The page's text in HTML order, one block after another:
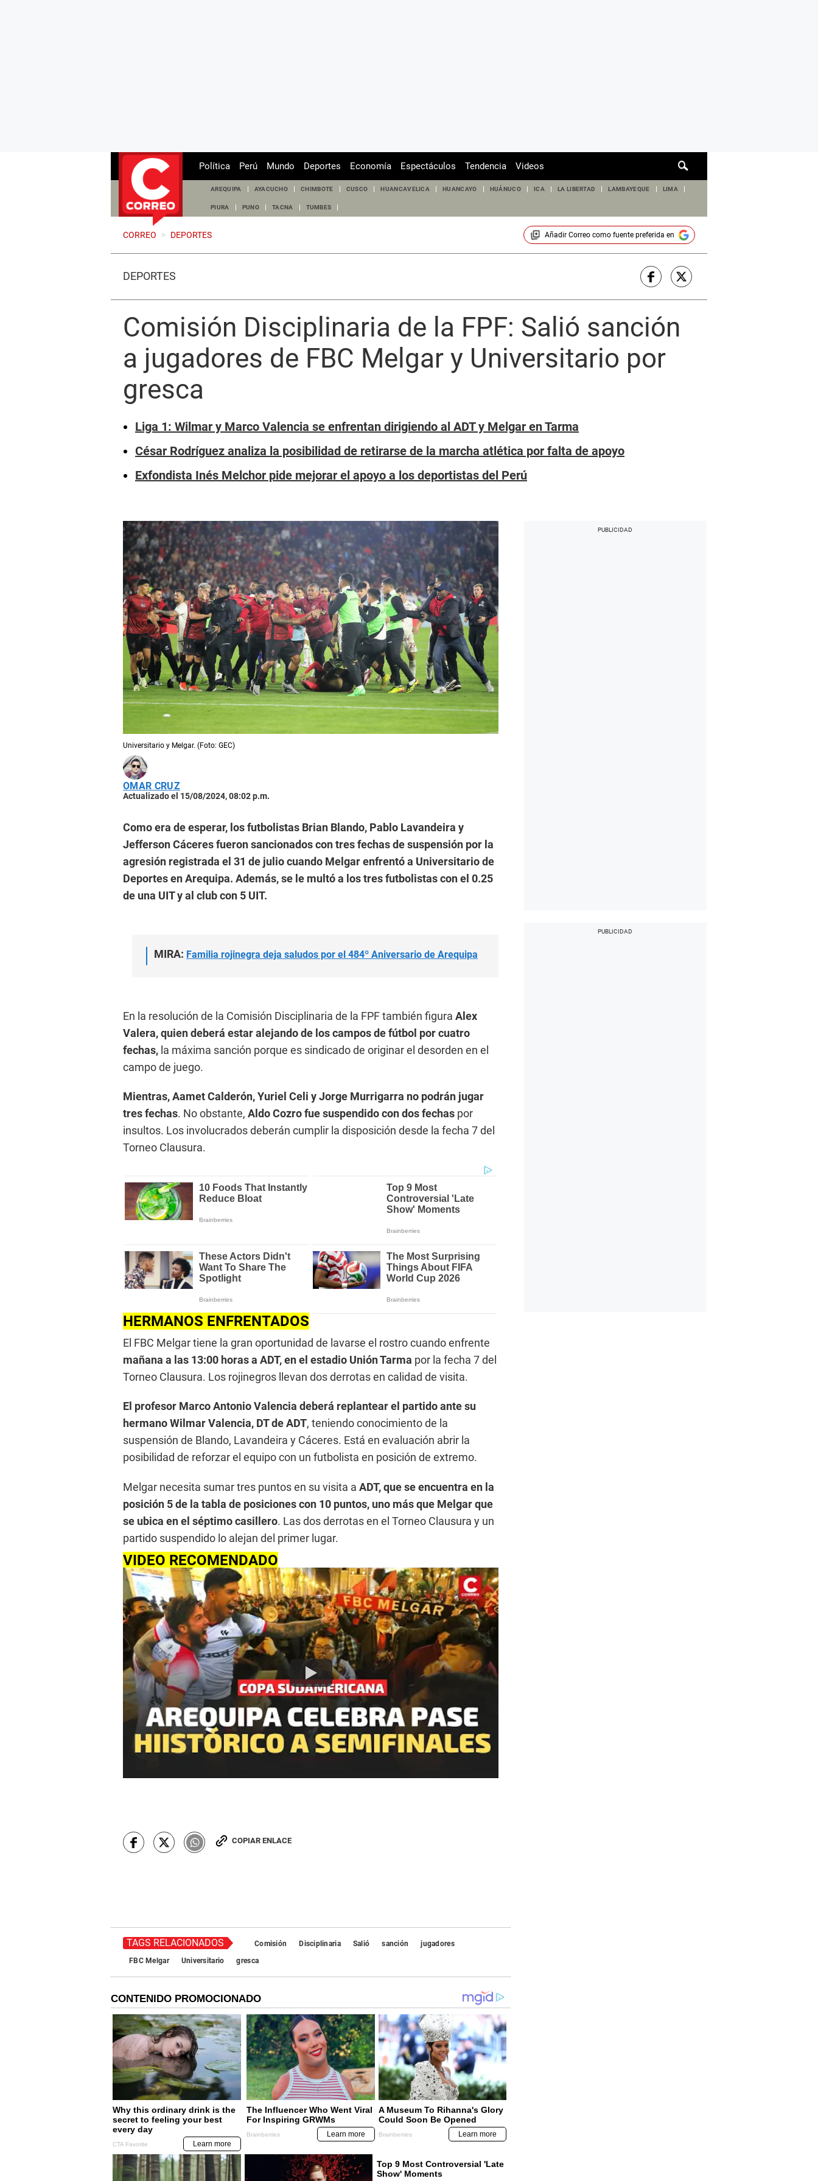
de
Política Perú Mundo Deportes Economía Espectáculos Tendencia Videos
AREQUIPA AYACUCHO CHIMBOTE CUSCO HUANCAVELICA HUANCAYO HUÁNUCO ICA LA LIBERTAD LAMBAYEQUE LIMA
PIURA PUNO TACNA TUMBES
CORREO > DEPORTES Añadir Correocomo fuente preferida en
DEPORTES
Comisión Disciplinaria de la FPF: Salió sanción
a jugadores de FBC Melgar y Universitario por
gresca
Liga 1: Wilmar y Marco Valencia se enfrentan dirigiendo al ADT y Melgar en Tarma
César Rodríguez analiza la posibilidad de retirarse de la marcha atlética por falta de apoyo
Exfondista Inés Melchor pide mejorar el apoyo a los deportistas del Perú
Universitario y Melgar. (Foto: GEC)
OMAR CRUZ
Actualizado el 15/08/2024, 08:02 p.m.
Como era de esperar, los futbolistas Brian Blando, Pablo Lavandeira y
Jefferson Cáceres fueron sancionados con tres fechas de suspensión por la
agresión registrada el 31 de julio cuando Melgar enfrentó a Universitario de
Deportes en Arequipa. Además, se le multó a los tres futbolistas con el 0.25
de una UIT y al club con 5 UIT.
MIRA: Familia rojinegra deja saludos por el 484º Aniversario de Arequipa
En la resolución de la Comisión Disciplinaria de la FPF también figura Alex
Valera, quien deberá estar alejando de los campos de fútbol por cuatro
fechas, la máxima sanción porque es sindicado de originar el desorden en el
campo de juego.
Mientras, Aamet Calderón, Yuriel Celi y Jorge Murrigarra no podrán jugar
tres fechas. No obstante, Aldo Cozro fue suspendido con dos fechas por
insultos. Los involucrados deberán cumplir la disposición desde la fecha 7 del
Torneo Clausura.
HERMANOS ENFRENTADOS
El FBC Melgar tiene la gran oportunidad de lavarse el rostro cuando enfrente
mañana a las 13:00 horas a ADT, en el estadio Unión Tarma por la fecha 7 del
Torneo Clausura. Los rojinegros llevan dos derrotas en calidad de visita.
El profesor Marco Antonio Valencia deberá replantear el partido ante su
hermano Wilmar Valencia, DT de ADT, teniendo conocimiento de la
suspensión de Blando, Lavandeira y Cáceres. Está en evaluación abrir la
posibilidad de reforzar el equipo con un futbolista en posición de extremo.
Melgar necesita sumar tres puntos en su visita a ADT, que se encuentra en la
posición 5 de la tabla de posiciones con 10 puntos, uno más que Melgar que
se ubica en el séptimo casillero. Las dos derrotas en el Torneo Clausura y un
partido suspendido lo alejan del primer lugar.
VIDEO RECOMENDADO
COPIAR ENLACE
TAGS RELACIONADOS Comisión Disciplinaria Salió sanción
jugadores
FBC Melgar
Universitario gresca